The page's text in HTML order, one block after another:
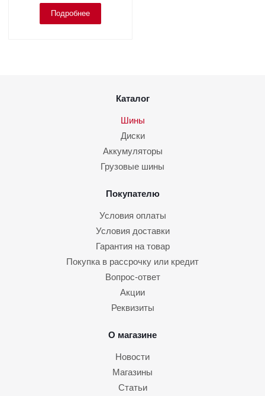
Подробнее
Каталог
Шины
Диски
Аккумуляторы
Грузовые шины
Покупателю
Условия оплаты
Условия доставки
Гарантия на товар
Покупка в рассрочку или кредит
Вопрос-ответ
Акции
Реквизиты
О магазине
Новости
Магазины
Статьи